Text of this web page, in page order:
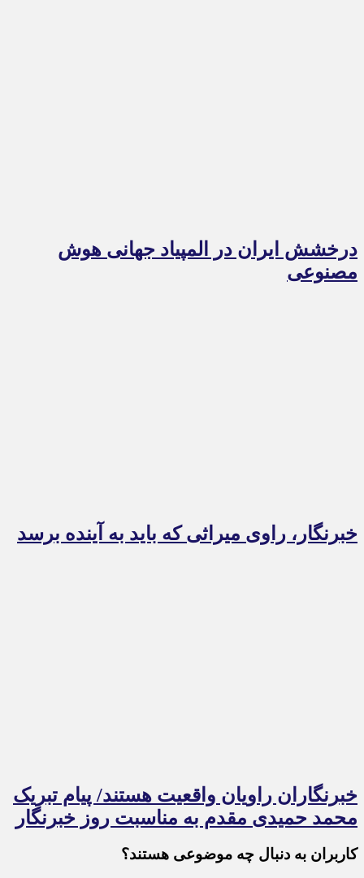
درخشش ایران در المپیاد جهانی هوش
مصنوعی
خبرنگار، راوی میراثی که باید به آینده برسد
خبرنگاران راویان واقعیت هستند/ پیام تبریک
محمد حمیدی مقدم به مناسبت روز خبرنگار
کاربران به دنبال چه موضوعی هستند؟